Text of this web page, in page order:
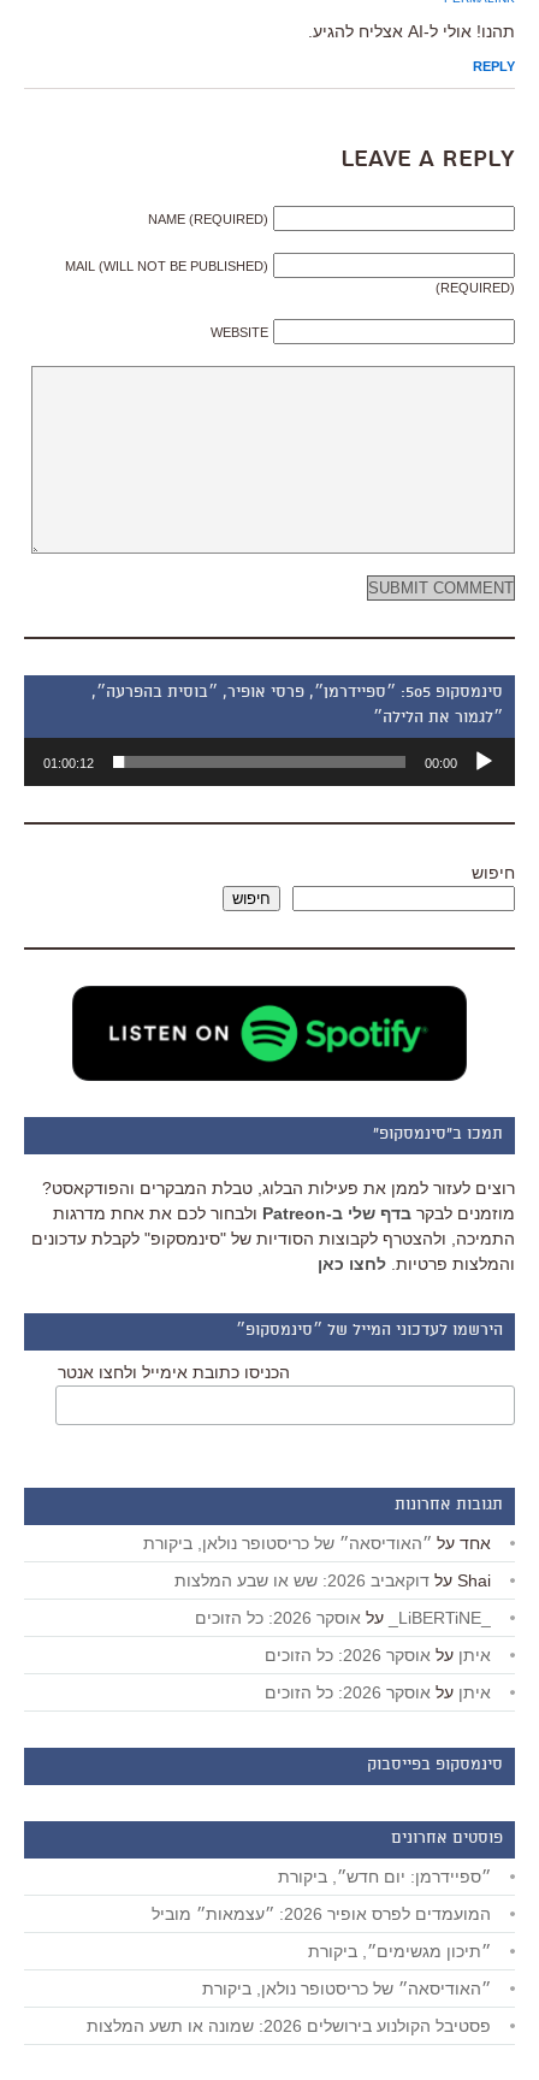
תהנו! אולי ל-AI אצליח להגיע.
REPLY
Leave a Reply
NAME (REQUIRED)
MAIL (WILL NOT BE PUBLISHED)
(REQUIRED)
WEBSITE
סינמסקופ 505: ״ספיידרמן״, פרסי אופיר, ״בוסית בהפרעה״,
״לגמור את הלילה״
אודיו
00:00
01:00:12
חיפוש
חיפוש
תמכו ב"סינמסקופ"
רוצים לעזור לממן את פעילות הבלוג, טבלת המבקרים והפודקאסט?
מוזמנים לבקר בדף שלי ב-Patreon
ולבחור לכם את אחת מדרגות
התמיכה, ולהצטרף לקבוצות הסודיות של "סינמסקופ" לקבלת עדכונים
והמלצות פרטיות. לחצו כאן
הירשמו לעדכוני המייל של ״סינמסקופ״
הכניסו כתובת אימייל ולחצו אנטר
תגובות אחרונות
אחד על ״האודיסאה״ של כריסטופר נולאן, ביקורת
Shai על דוקאביב 2026: שש או שבע המלצות
על אוסקר 2026: כל הזוכים
איתן על אוסקר 2026: כל הזוכים
איתן על אוסקר 2026: כל הזוכים
סינמסקופ בפייסבוק
פוסטים אחרונים
״ספיידרמן: יום חדש״, ביקורת
המועמדים לפרס אופיר 2026: ״עצמאות״ מוביל
״תיכון מגשימים״, ביקורת
״האודיסאה״ של כריסטופר נולאן, ביקורת
פסטיבל הקולנוע בירושלים 2026: שמונה או תשע המלצות